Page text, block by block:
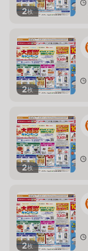
2枚
2枚
2枚
2枚